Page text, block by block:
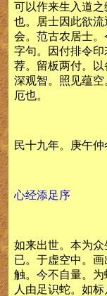
可以作来生入道
也。居士因此欲
会。范古农居士
字句。因付排令
荐。留板两付。
深观智。照见蕴
厄也。
民十九年。庚午仲
心经添足序
如来出世。本为
已。于虚空中。
触。今不自量。
人由足识蛇。如